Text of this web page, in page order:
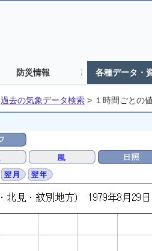
防災情報 各種データ・
過去の気象データ検索 > １時間ごとの